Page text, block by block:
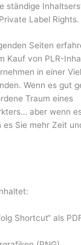
ständige
Label Rights.
Seiten
Kauf von PLR-
in einer
Wenn es gut
Traum eines
aber wenn
Sie mehr Zeit
Shortcut“ als